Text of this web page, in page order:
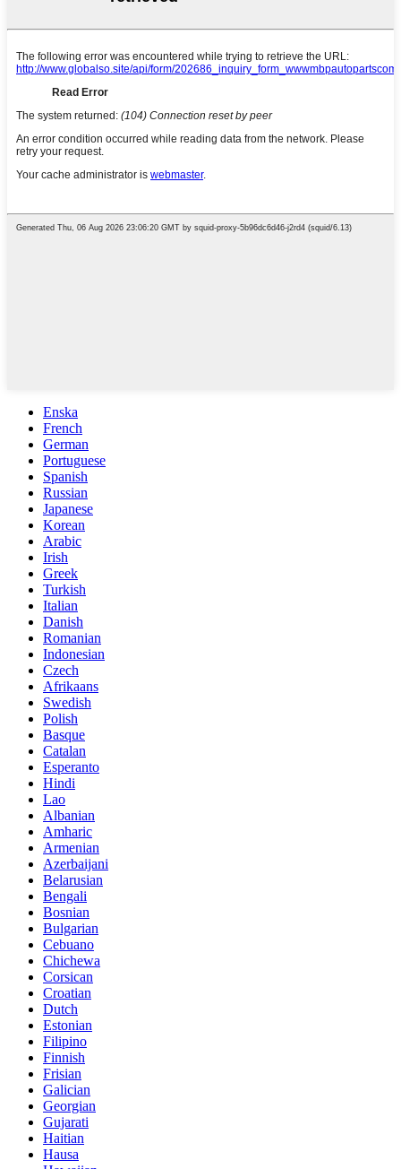
Enska
French
German
Portuguese
Spanish
Russian
Japanese
Korean
Arabic
Irish
Greek
Turkish
Italian
Danish
Romanian
Indonesian
Czech
Afrikaans
Swedish
Polish
Basque
Catalan
Esperanto
Hindi
Lao
Albanian
Amharic
Armenian
Azerbaijani
Belarusian
Bengali
Bosnian
Bulgarian
Cebuano
Chichewa
Corsican
Croatian
Dutch
Estonian
Filipino
Finnish
Frisian
Galician
Georgian
Gujarati
Haitian
Hausa